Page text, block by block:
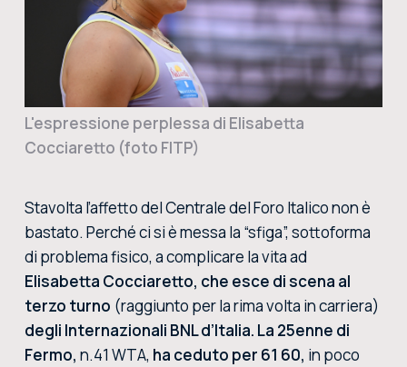
L'espressione perplessa di Elisabetta
Cocciaretto (foto FITP)
Stavolta l’affetto del Centrale del Foro Italico non è
bastato. Perché ci si è messa la “sfiga”, sottoforma
di problema fisico, a complicare la vita ad
Elisabetta Cocciaretto, che esce di scena al
terzo turno (raggiunto per la rima volta in carriera)
degli Internazionali BNL d’Italia. La 25enne di
Fermo, n.41 WTA, ha ceduto per 61 60, in poco
ACQUISTA ORA